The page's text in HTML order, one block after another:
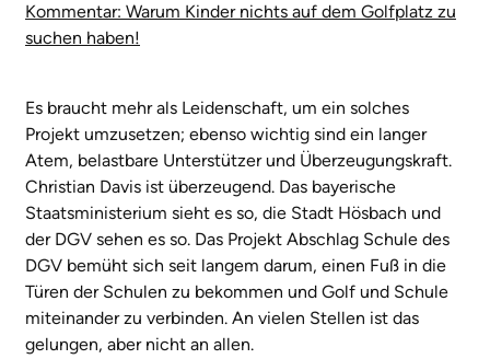
Kommentar: Warum Kinder nichts auf dem Golfplatz zu
suchen haben!
Es braucht mehr als Leidenschaft, um ein solches
Projekt umzusetzen; ebenso wichtig sind ein langer
Atem, belastbare Unterstützer und Überzeugungskraft.
Christian Davis ist überzeugend. Das bayerische
Staatsministerium sieht es so, die Stadt Hösbach und
der DGV sehen es so. Das Projekt Abschlag Schule des
DGV bemüht sich seit langem darum, einen Fuß in die
Türen der Schulen zu bekommen und Golf und Schule
miteinander zu verbinden. An vielen Stellen ist das
gelungen, aber nicht an allen.